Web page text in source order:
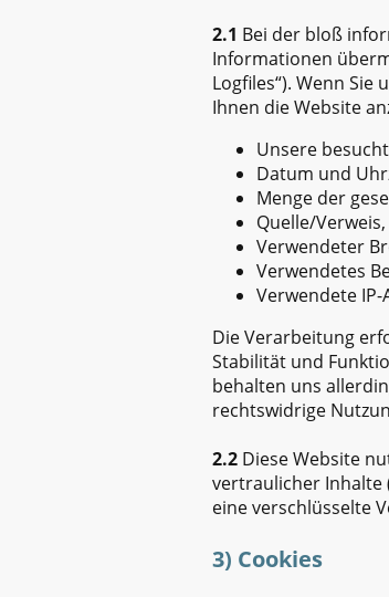
2.1 Bei der bloß
Informationen
Logfiles“). Wenn
Ihnen die Website
Unsere
Datum und
Menge der
Quelle/
Verwendeter
Verwendetes
Verwendete
Die Verarbeitung
Stabilität und
behalten uns
rechtswidrige
2.2 Diese Website
vertraulicher Inhalte
eine verschlüsselte
3) Cookies